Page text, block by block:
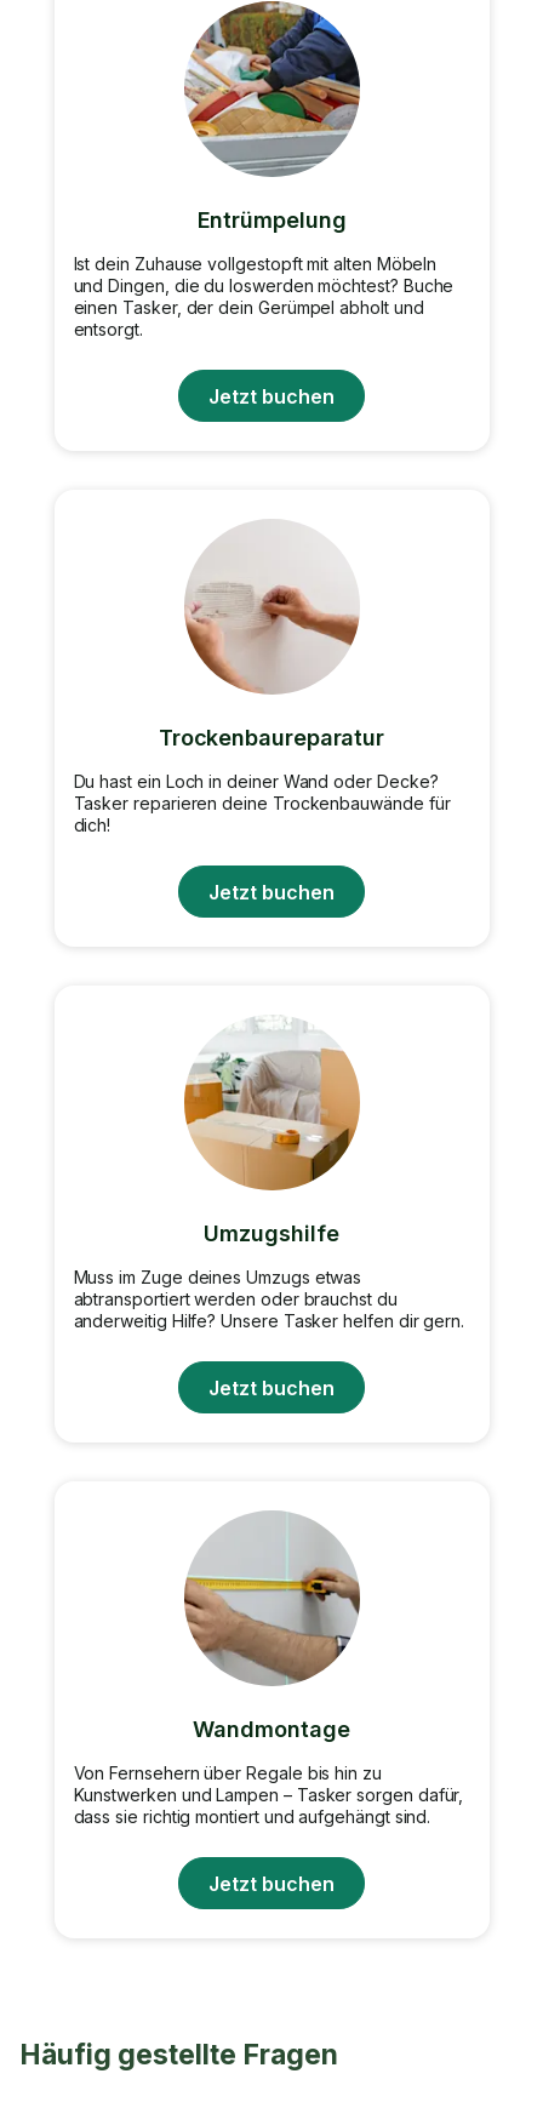
Entrümpelung
Ist dein Zuhause vollgestopft mit alten Möbeln
und Dingen, die du loswerden möchtest? Buche
einen Tasker, der dein Gerümpel abholt und
entsorgt.
Jetzt buchen
Trockenbaureparatur
Du hast ein Loch in deiner Wand oder Decke?
Tasker reparieren deine Trockenbauwände für
dich!
Jetzt buchen
Umzugshilfe
Muss im Zuge deines Umzugs etwas
abtransportiert werden oder brauchst du
anderweitig Hilfe? Unsere Tasker helfen dir gern.
Jetzt buchen
Wandmontage
Von Fernsehern über Regale bis hin zu
Kunstwerken und Lampen – Tasker sorgen dafür,
dass sie richtig montiert und aufgehängt sind.
Jetzt buchen
Häufig gestellte Fragen